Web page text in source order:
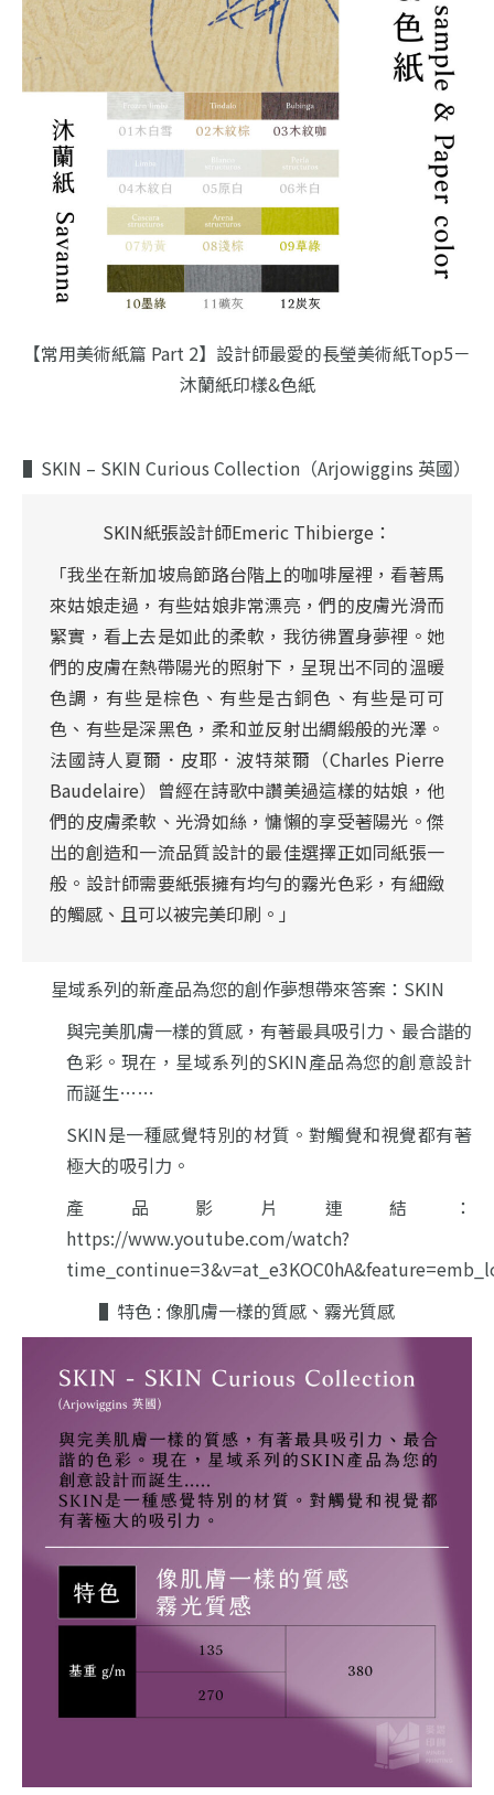
【常用美術紙篇 Part 2】設計師最愛的長瑩美術紙Top5－
沐蘭紙印樣&色紙
▌SKIN – SKIN Curious Collection（Arjowiggins 英國）
SKIN紙張設計師Emeric Thibierge：
「我坐在新加坡烏節路台階上的咖啡屋裡，看著馬
來姑娘走過，有些姑娘非常漂亮，們的皮膚光滑而
緊實，看上去是如此的柔軟，我彷彿置身夢裡。她
們的皮膚在熱帶陽光的照射下，呈現出不同的溫暖
色調，有些是棕色、有些是古銅色、有些是可可
色、有些是深黑色，柔和並反射出綢緞般的光澤。
法國詩人夏爾．皮耶．波特萊爾（Charles Pierre
Baudelaire）曾經在詩歌中讚美過這樣的姑娘，他
們的皮膚柔軟、光滑如絲，慵懶的享受著陽光。傑
出的創造和一流品質設計的最佳選擇正如同紙張一
般。設計師需要紙張擁有均勻的霧光色彩，有細緻
的觸感、且可以被完美印刷。」
星域系列的新產品為您的創作夢想帶來答案：SKIN
與完美肌膚一樣的質感，有著最具吸引力、最合諧的
色彩。 現在，星域系列的SKIN產品為您的創意設計
而誕生……
SKIN是一種感覺特別的材質。對觸覺和視覺都有著
極大的吸引力。
產品影片連結：
https://www.youtube.com/watch?
▌特色 : 像肌膚一樣的質感、霧光質感